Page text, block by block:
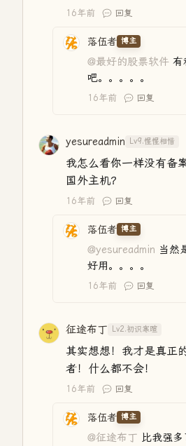
16年前 回复
落伍者 博主
@最好的股票软件 有
吧。。。。。
16年前 回复
yesureadmin Lv9.惺惺相惜
我怎么看你一样没有备
国外主机？
16年前 回复
落伍者 博主
@yesureadmin 当然
好用。。。。
16年前 回复
征途布丁 Lv2.初识寒暄
其实想想！我才是真正
者！什么都不会！
16年前 回复
落伍者 博主
@征途布丁 比我强